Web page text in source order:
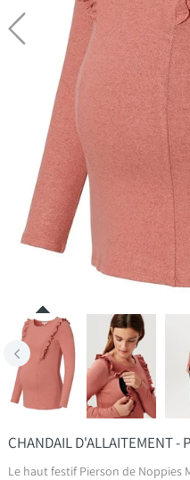
CHANDAIL D'ALLAITEMENT -
Le haut festif Pierson de